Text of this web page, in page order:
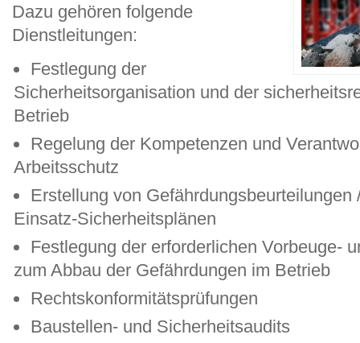
Dazu gehören folgende
Dienstleitungen:
Festlegung der
Sicherheitsorganisation und der
Betrieb
Regelung der Kompetenzen und
Arbeitsschutz
Erstellung von
Einsatz-Sicherheitsplänen
Festlegung der erforderlichen Vorbeuge-
zum Abbau der Gefährdungen im Betrieb
Rechtskonformitätsprüfungen
Baustellen- und Sicherheitsaudits